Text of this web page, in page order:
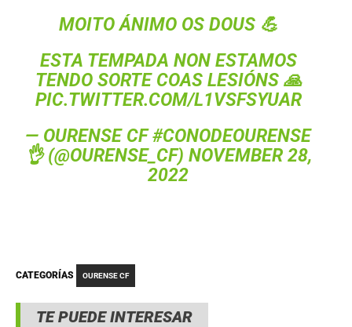
TE PUEDE INTERESAR
MOITO ÁNIMO OS DOUS 💪
ESTA TEMPADA NON ESTAMOS
TENDO SORTE COAS LESIÓNS 🙏
PIC.TWITTER.COM/L1VSFSYUAR
— OURENSE CF #CONODEOURENSE
👌 (@OURENSE_CF) NOVEMBER 28,
2022
CATEGORÍAS OURENSE CF